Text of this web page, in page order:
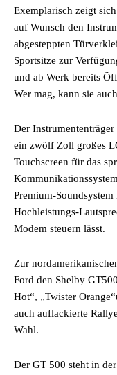
Exemplarisch zeigt
auf Wunsch den
abgesteppten
Sportsitze zur
und ab Werk bereits
Wer mag, kann sie
Der
ein zwölf Zoll großes
Touchscreen für das
Premium-
Hochleistungs-
Modem steuern lässt.
Zur
Ford den Shelby
Hot“, „Twister
auch auflackierte
Wahl.
Der GT 500 steht in